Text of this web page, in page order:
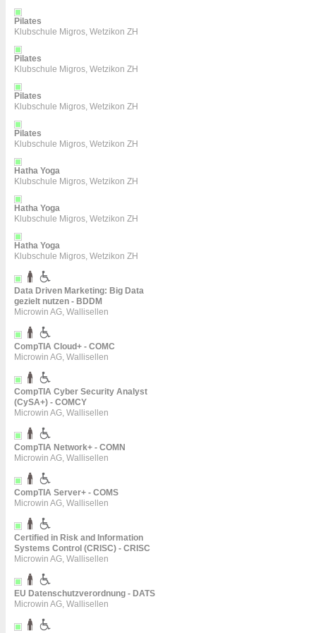
Pilates
Klubschule Migros, Wetzikon ZH
Pilates
Klubschule Migros, Wetzikon ZH
Pilates
Klubschule Migros, Wetzikon ZH
Pilates
Klubschule Migros, Wetzikon ZH
Hatha Yoga
Klubschule Migros, Wetzikon ZH
Hatha Yoga
Klubschule Migros, Wetzikon ZH
Hatha Yoga
Klubschule Migros, Wetzikon ZH
Data Driven Marketing: Big Data
gezielt nutzen - BDDM
Microwin AG, Wallisellen
CompTIA Cloud+ - COMC
Microwin AG, Wallisellen
CompTIA Cyber Security Analyst
(CySA+) - COMCY
Microwin AG, Wallisellen
CompTIA Network+ - COMN
Microwin AG, Wallisellen
CompTIA Server+ - COMS
Microwin AG, Wallisellen
Certified in Risk and Information
Systems Control (CRISC) - CRISC
Microwin AG, Wallisellen
EU Datenschutzverordnung - DATS
Microwin AG, Wallisellen